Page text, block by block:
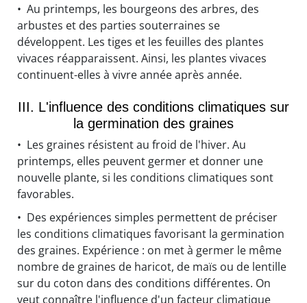
• Au printemps, les bourgeons des arbres, des
arbustes et des parties souterraines se
développent. Les tiges et les feuilles des plantes
vivaces réapparaissent. Ainsi, les plantes vivaces
continuent-elles à vivre année après année.
III. L'influence des conditions climatiques sur
la germination des graines
• Les graines résistent au froid de l'hiver. Au
printemps, elles peuvent germer et donner une
nouvelle plante, si les conditions climatiques sont
favorables.
• Des expériences simples permettent de préciser
les conditions climatiques favorisant la germination
des graines. Expérience : on met à germer le même
nombre de graines de haricot, de maïs ou de lentille
sur du coton dans des conditions différentes. On
veut connaître l'influence d'un facteur climatique